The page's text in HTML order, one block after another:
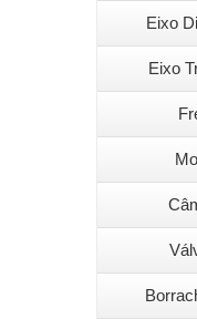
Eixo
Eixo